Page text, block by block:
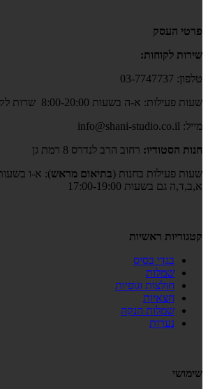
פרטי העסק
שירות לקוחות:
טלפון: 03-7747737
שעות פעילות: א-ה בשעות 8:00-20:00 שרות לקוחות
מייל: info@shani-studio.co.il
חנות הסטודיו: רחוב הרב לנדרס 8 רמת גן
שעות פעילות בחנות (בתיאום מראש
א,ב,ד,ה גם בשעות 17:00-19:00
קטגוריות ראשיות
בגדי בסיס
שמלות
חולצות וגופיות
חצאיות
שמלות הנקה
נערות
שימושי